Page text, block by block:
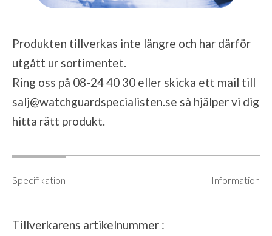
Produkten tillverkas inte längre och har därför
utgått ur sortimentet.
Ring oss på 08-24 40 30 eller skicka ett mail till
salj@watchguardspecialisten.se så hjälper vi dig
hitta rätt produkt.
Specifikation Information
Tillverkarens artikelnummer